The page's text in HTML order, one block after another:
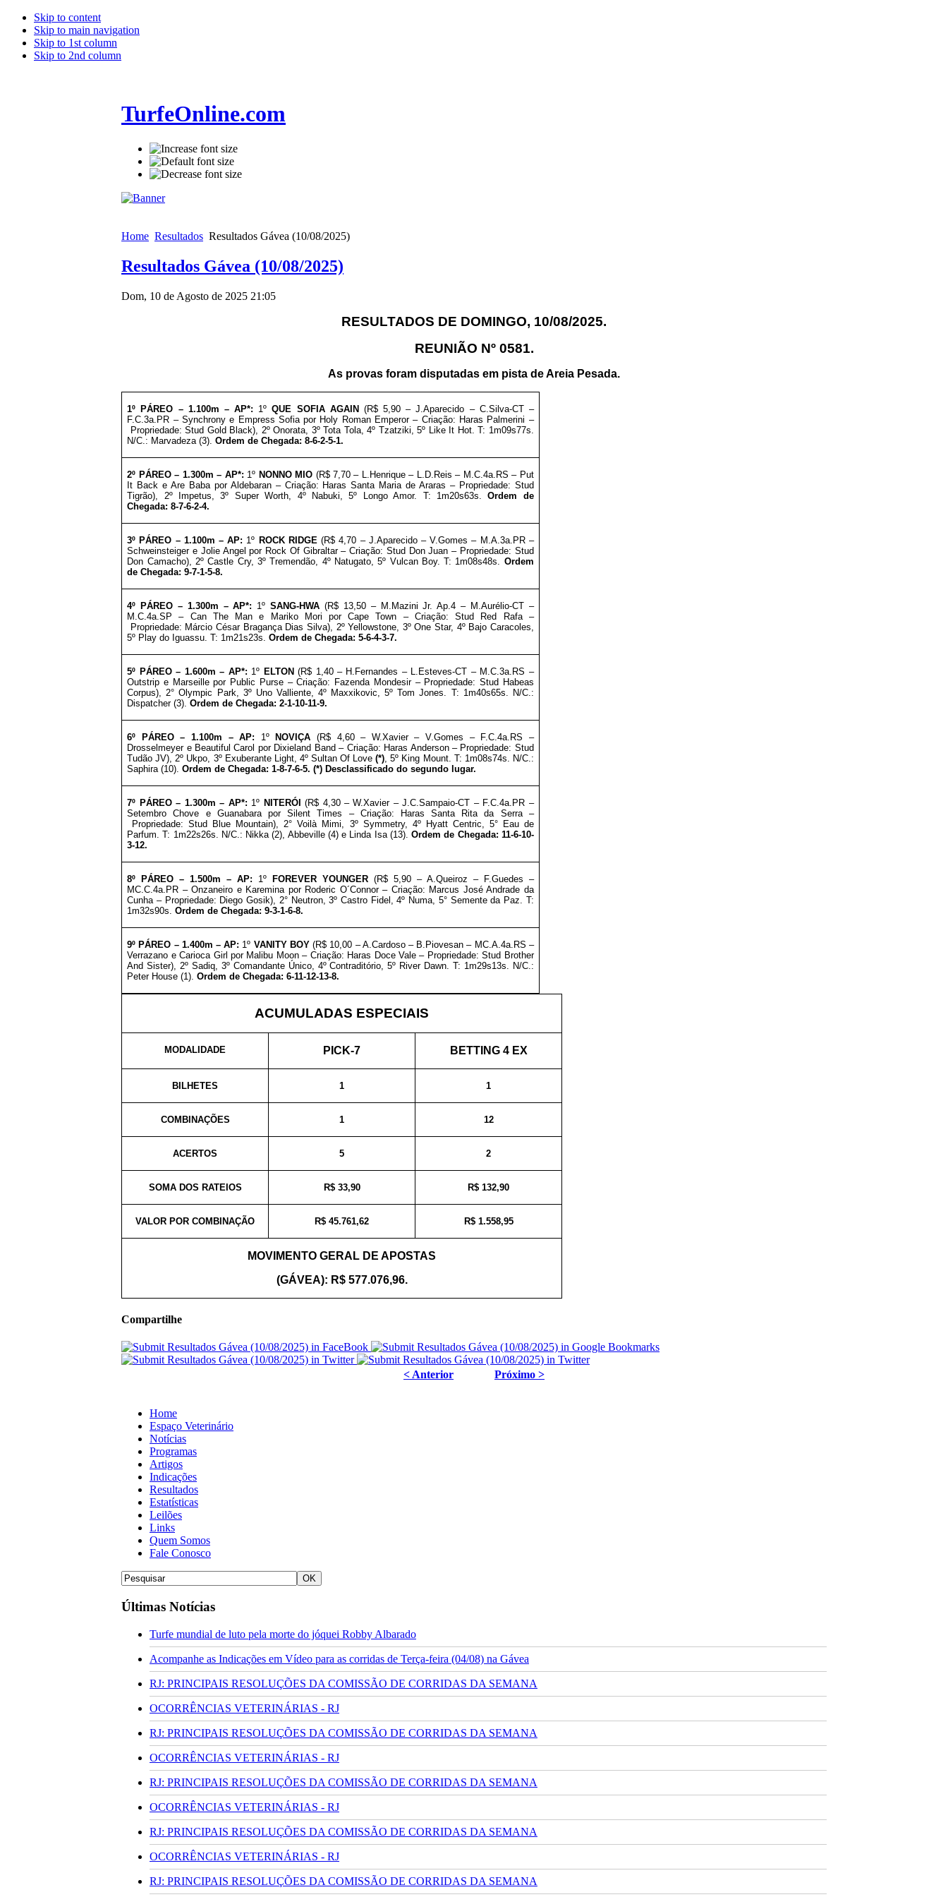
Skip to content
Skip to main navigation
Skip to 1st column
Skip to 2nd column
TurfeOnline.com
Home Resultados Resultados Gávea (10/08/2025)
Resultados Gávea (10/08/2025)
Dom, 10 de Agosto de 2025 21:05
RESULTADOS DE DOMINGO, 10/08/2025.
REUNIÃO Nº 0581.
As provas foram disputadas em pista de Areia Pesada.
1º PÁREO – 1.100m – AP*: 1º QUE SOFIA AGAIN(R$ 5,90 – J.Aparecido – C.Silva-CT –
F.C.3a.PR – Synchrony e Empress Sofia por Holy Roman Emperor – Criação: Haras Palmerini –
Propriedade:Stud Gold Black), 2º Onorata, 3º Tota Tola, 4º Tzatziki, 5º Like It Hot. T: 1m09s77s.
N/C.: Marvadeza (3).Ordem de Chegada: 8-6-2-5-1.
2º PÁREO – 1.300m – AP*: 1º NONNO MIO (R$ 7,70 – L.Henrique– L.D.Reis – M.C.4a.RS – Put
It Back e Are Baba por Aldebaran – Criação: Haras Santa Maria de Araras – Propriedade: Stud
Tigrão), 2º Impetus, 3º Super Worth, 4º Nabuki, 5º Longo Amor. T: 1m20s63s.Ordem de
Chegada: 8-7-6-2-4.
3ºPÁREO – 1.100m – AP: 1º ROCK RIDGE (R$ 4,70 – J.Aparecido– V.Gomes – M.A.3a.PR –
Schweinsteiger e Jolie Angel por Rock Of Gibraltar – Criação: Stud Don Juan – Propriedade: Stud
Don Camacho), 2º Castle Cry, 3º Tremendão, 4º Natugato, 5º Vulcan Boy. T: 1m08s48s. Ordem
de Chegada: 9-7-1-5-8.
4º PÁREO – 1.300m – AP*: 1º SANG-HWA (R$ 13,50 – M.Mazini Jr. Ap.4– M.Aurélio-CT –
M.C.4a.SP – Can The Man e Mariko Mori por Cape Town – Criação: Stud Red Rafa
–
Propriedade: Márcio César Bragança Dias Silva), 2º Yellowstone, 3º One Star, 4º Bajo Caracoles,
5º Play do Iguassu. T: 1m21s23s.Ordem de Chegada: 5-6-4-3-7.
5º PÁREO – 1.600m – AP*: 1º ELTON(R$ 1,40 – H.Fernandes – L.Esteves-CT – M.C.3a.RS –
Outstrip e Marseille por Public Purse – Criação: Fazenda Mondesir– Propriedade: Stud Habeas
Corpus) , 2° Olympic Park, 3º Uno Valliente, 4º Maxxikovic, 5º Tom Jones. T: 1m40s65s. N/C.:
Dispatcher (3).Ordem de Chegada: 2-1-10-11-9.
6º PÁREO – 1.100m – AP: 1º NOVIÇA (R$ 4,60 – W.Xavier– V.Gomes – F.C.4a.RS –
Drosselmeyer e Beautiful Carol por Dixieland Band – Criação: Haras Anderson– Propriedade: Stud
Tudão JV), 2º Ukpo, 3º Exuberante Light, 4º Sultan Of Love(*) , 5º King Mount. T: 1m08s74s. N/C.:
Saphira (10).Ordem de Chegada: 1-8-7-6-5. (*) Desclassificado do segundo lugar.
7º PÁREO – 1.300m – AP*: 1º NITERÓI (R$ 4,30 – W.Xavier – J.C.Sampaio-CT – F.C.4a.PR –
Setembro Chove e Guanabara por Silent Times – Criação: Haras Santa Rita da Serra–
Propriedade: Stud Blue Mountain) , 2° Voilà Mimi, 3º Symmetry, 4º Hyatt Centric, 5° Eau de
Parfum. T: 1m22s26s. N/C.: Nikka (2), Abbeville (4) e Linda Isa (13).Ordem de Chegada: 11-6-10-
3-12.
8º PÁREO –1.500m – AP: 1º FOREVER YOUNGER (R$ 5,90 – A.Queiroz – F.Guedes –
MC.C.4a.PR – Onzaneiro e Karemina por Roderic O´Connor – Criação: Marcus José Andrade da
Cunha – Propriedade: Diego Gosik) , 2° Neutron,3º Castro Fidel, 4º Numa, 5° Semente da Paz. T:
1m32s90s.Ordem de Chegada: 9-3-1-6-8.
9º PÁREO – 1.400m – AP: 1º VANITY BOY(R$ 10,00 – A.Cardoso – B.Piovesan – MC.A.4a.RS –
Verrazano e Carioca Girl por Malibu Moon – Criação: Haras Doce Vale – Propriedade:Stud Brother
And Sister), 2º Sadiq, 3º Comandante Único, 4º Contraditório, 5º River Dawn. T: 1m29s13s. N/C.:
Peter House (1).Ordem de Chegada: 6-11-12-13-8.
ACUMULADAS ESPECIAIS
MODALIDADE PICK-7 BETTING 4 EX
BILHETES 1 1
COMBINAÇÕES 1 12
ACERTOS 5 2
SOMA DOS RATEIOS R$ 33,90 R$ 132,90
VALOR POR COMBINAÇÃO R$ 45.761,62 R$ 1.558,95
MOVIMENTO GERAL DE APOSTAS
(GÁVEA): R$ 577.076,96.
Compartilhe
< Anterior Próximo >
Home
Espaço Veterinário
Notícias
Programas
Artigos
Indicações
Resultados
Estatísticas
Leilões
Links
Quem Somos
Fale Conosco
Últimas Notícias
Turfe mundial de luto pela morte do jóquei Robby Albarado
Acompanhe as Indicações em Vídeo para as corridas de Terça-feira (04/08) na Gávea
RJ: PRINCIPAIS RESOLUÇÕES DA COMISSÃO DE CORRIDAS DA SEMANA
OCORRÊNCIAS VETERINÁRIAS - RJ
RJ: PRINCIPAIS RESOLUÇÕES DA COMISSÃO DE CORRIDAS DA SEMANA
OCORRÊNCIAS VETERINÁRIAS - RJ
RJ: PRINCIPAIS RESOLUÇÕES DA COMISSÃO DE CORRIDAS DA SEMANA
OCORRÊNCIAS VETERINÁRIAS - RJ
RJ: PRINCIPAIS RESOLUÇÕES DA COMISSÃO DE CORRIDAS DA SEMANA
OCORRÊNCIAS VETERINÁRIAS - RJ
RJ: PRINCIPAIS RESOLUÇÕES DA COMISSÃO DE CORRIDAS DA SEMANA